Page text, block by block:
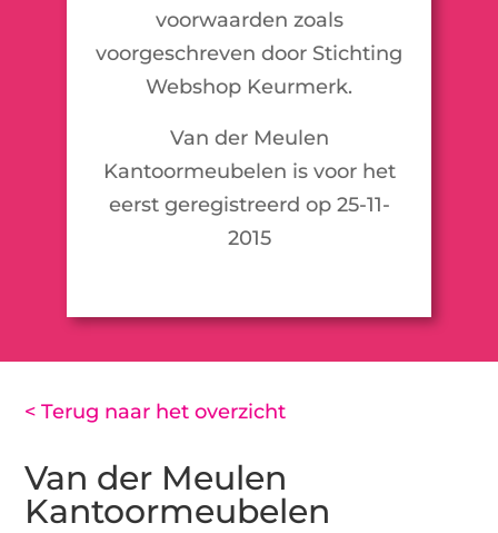
voorwaarden zoals
voorgeschreven door Stichting
Webshop Keurmerk.
Van der Meulen
Kantoormeubelen is voor het
eerst geregistreerd op 25-11-
2015
< Terug naar het overzicht
Van der Meulen
Kantoormeubelen